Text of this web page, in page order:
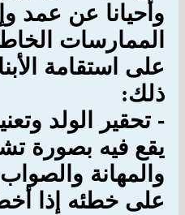
وأحيانا عن عمد
الممارسات
على استقامة
ذلك:
- تحقير الولد
يقع فيه بصورة
والمهانة والصواب
على خطئه إذا